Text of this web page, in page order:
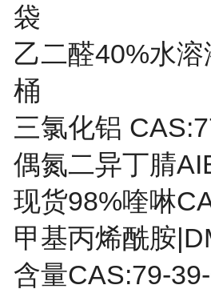
袋
乙二醛40%水
桶
三氯化铝
偶氮二异丁腈
现货98%喹啉
甲基丙烯酰胺
含量CAS:79-